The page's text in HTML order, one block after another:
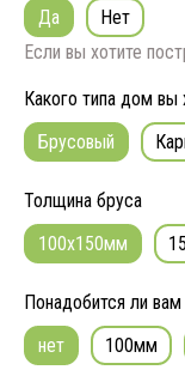
Да
Нет
Если вы хотите
Какого типа дом вы
Брусовый
Толщина бруса
100x150мм
Понадобится ли
нет
100мм